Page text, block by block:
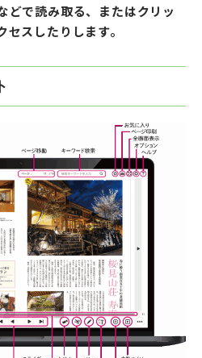
どで読み取る、またはクリッ
セスしたりします。